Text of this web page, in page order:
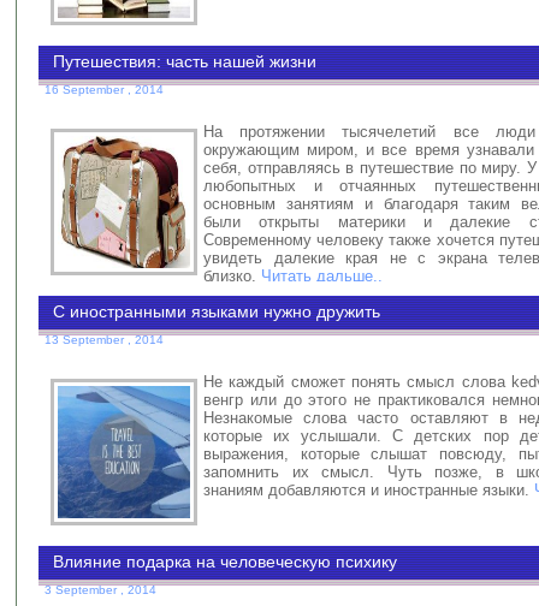
Путешествия: часть нашей жизни
16 September , 2014
На протяжении тысячелетий все люди
окружающим миром, и все время узнавали
себя, отправляясь в путешествие по миру.
любопытных и отчаянных
основным занятиям и благодаря таким
были открыты материки и далекие
Современному человеку также хочется
увидеть далекие края не с экрана
близко, Читать дальше..
С иностранными языками нужно дружить
13 September , 2014
Не каждый сможет понять смысл слова
венгр или до этого не практиковался
Незнакомые слова часто оставляют в
которые их услышали. С детских пор
выражения, которые слышат повсюду,
запомнить их смысл. Чуть позже, в
знаниям добавляются и иностранные языки.
Влияние подарка на человеческую психику
3 September , 2014